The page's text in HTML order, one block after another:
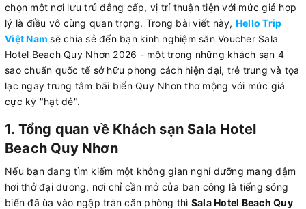
chọn một nơi lưu trú đẳng cấp, vị trí thuận tiện với mức giá hợp
lý là điều vô cùng quan trọng. Trong bài viết này, Hello Trip
Việt Nam sẽ chia sẻ đến bạn kinh nghiệm săn Voucher Sala
Hotel Beach Quy Nhơn 2026 - một trong những khách sạn 4
sao chuẩn quốc tế sở hữu phong cách hiện đại, trẻ trung và tọa
lạc ngay trung tâm bãi biển Quy Nhơn thơ mộng với mức giá
cực kỳ "hạt dẻ".
1. Tổng quan về Khách sạn Sala Hotel
Beach Quy Nhơn
Nếu bạn đang tìm kiếm một không gian nghỉ dưỡng mang đậm
hơi thở đại dương, nơi chỉ cần mở cửa ban công là tiếng sóng
biển đã ùa vào ngập tràn căn phòng thì Sala Hotel Beach Quy